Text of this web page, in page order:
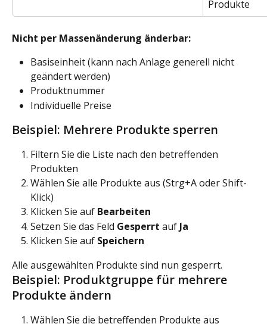
Produkte
Nicht per Massenänderung änderbar:
Basiseinheit (kann nach Anlage generell nicht
geändert werden)
Produktnummer
Individuelle Preise
Beispiel: Mehrere Produkte sperren
Filtern Sie die Liste nach den betreffenden
Produkten
Wählen Sie alle Produkte aus (Strg+A oder Shift-
Klick)
Klicken Sie auf Bearbeiten
Setzen Sie das Feld Gesperrt auf Ja
Klicken Sie auf Speichern
Alle ausgewählten Produkte sind nun gesperrt.
Beispiel: Produktgruppe für mehrere
Produkte ändern
Wählen Sie die betreffenden Produkte aus